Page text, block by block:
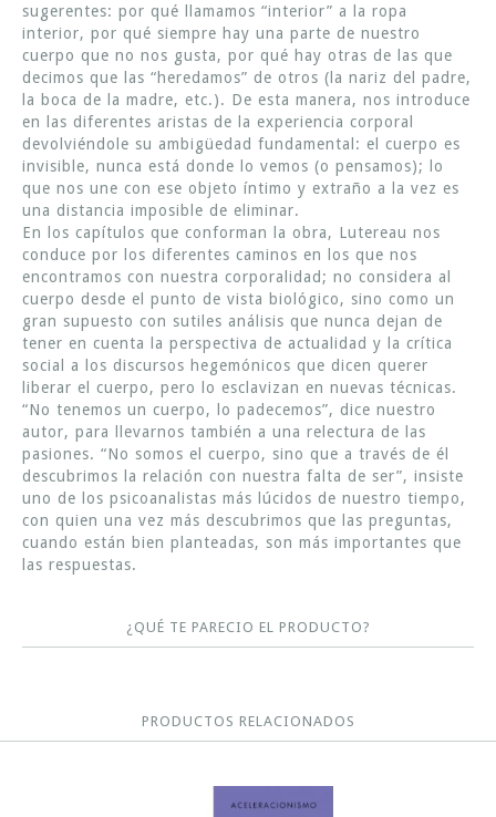
sugerentes: por qué llamamos “interior” a la ropa
interior, por qué siempre hay una parte de nuestro
cuerpo que no nos gusta, por qué hay otras de las que
decimos que las “heredamos” de otros (la nariz del padre,
la boca de la madre, etc.). De esta manera, nos introduce
en las diferentes aristas de la experiencia corporal
devolviéndole su ambigüedad fundamental: el cuerpo es
invisible, nunca está donde lo vemos (o pensamos); lo
que nos une con ese objeto íntimo y extraño a la vez es
una distancia imposible de eliminar.
En los capítulos que conforman la obra, Lutereau nos
conduce por los diferentes caminos en los que nos
encontramos con nuestra corporalidad; no considera al
cuerpo desde el punto de vista biológico, sino como un
gran supuesto con sutiles análisis que nunca dejan de
tener en cuenta la perspectiva de actualidad y la crítica
social a los discursos hegemónicos que dicen querer
liberar el cuerpo, pero lo esclavizan en nuevas técnicas.
“No tenemos un cuerpo, lo padecemos”, dice nuestro
autor, para llevarnos también a una relectura de las
pasiones. “No somos el cuerpo, sino que a través de él
descubrimos la relación con nuestra falta de ser”, insiste
uno de los psicoanalistas más lúcidos de nuestro tiempo,
con quien una vez más descubrimos que las preguntas,
cuando están bien planteadas, son más importantes que
las respuestas.
¿QUÉ TE PARECIO EL PRODUCTO?
PRODUCTOS RELACIONADOS